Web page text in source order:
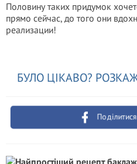
Половину таких придумок
прямо сейчас, до того они
реализации!
БУЛО ЦІКАВО?